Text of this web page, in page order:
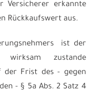
Versicherer erkannte
Rückkaufswert aus.
ist der
wirksam zustande
der Frist des - gegen
- § 5a Abs. 2 Satz 4